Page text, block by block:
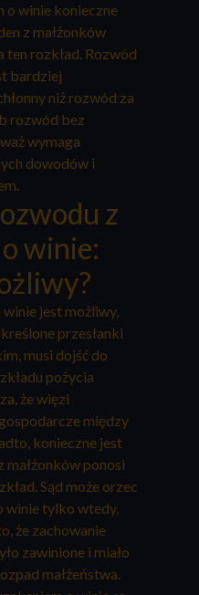
o winie konieczne
z małżonków
ten rozkład. Rozwód
bardziej
niż rozwód za
rozwód bez
wymaga
dowodów i
z
winie:
jest możliwy,
przesłanki
musi dojść do
pożycia
że więzi
między
konieczne jest
małżonków ponosi
Sąd może orzec
winie tylko wtedy,
że zachowanie
zawinione i miało
małżeństwa.